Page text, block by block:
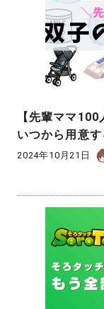
【先輩ママ
いつから用意す
2024年10月21日